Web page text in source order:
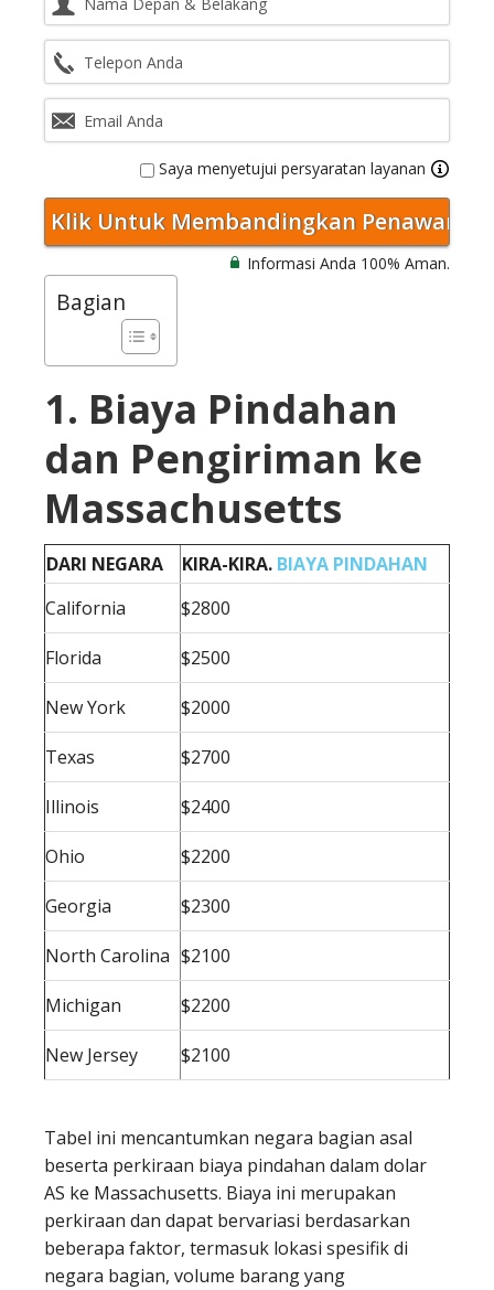
Saya menyetujui persyaratan layanan
Informasi Anda 100% Aman.
Bagian
1. Biaya Pindahan
dan Pengiriman ke
Massachusetts
DARI NEGARA KIRA-KIRA. BIAYA PINDAHAN
California
$2800
Florida $2500
New York $2000
Texas $2700
Illinois $2400
Ohio $2200
Georgia $2300
North Carolina $2100
Michigan $2200
New Jersey $2100
Tabel ini mencantumkan negara bagian asal
beserta perkiraan biaya pindahan dalam dolar
AS ke Massachusetts. Biaya ini merupakan
perkiraan dan dapat bervariasi berdasarkan
beberapa faktor, termasuk lokasi spesifik di
negara bagian, volume barang yang